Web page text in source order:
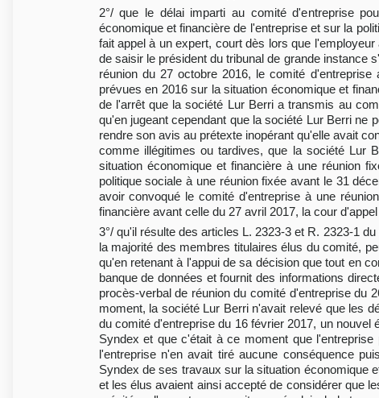
2°/ que le délai imparti au comité d'entreprise
économique et financière de l'entreprise et sur la
fait appel à un expert, court dès lors que
de saisir le président du tribunal de grande instance
réunion du 27 octobre 2016, le comité
prévues en 2016 sur la situation économique et
de l'arrêt que la société Lur Berri a transmis au
qu'en jugeant cependant que la société Lur Berri ne
rendre son avis au prétexte inopérant qu'elle avait
comme illégitimes ou tardives, que la société Lur
situation économique et financière à une réunion
politique sociale à une réunion fixée avant le 31
avoir convoqué le comité d'entreprise à une
financière avant celle du 27 avril 2017, la cour
3°/ qu'il résulte des articles L. 2323-3 et R. 2323-1
la majorité des membres titulaires élus du comité,
qu'en retenant à l'appui de sa décision que tout en
banque de données et fournit des informations
procès-verbal de réunion du comité d'entreprise du
moment, la société Lur Berri n'avait relevé que les
du comité d'entreprise du 16 février 2017, un
Syndex et que c'était à ce moment que
l'entreprise n'en avait tiré aucune conséquence
Syndex de ses travaux sur la situation économique
et les élus avaient ainsi accepté de considérer que